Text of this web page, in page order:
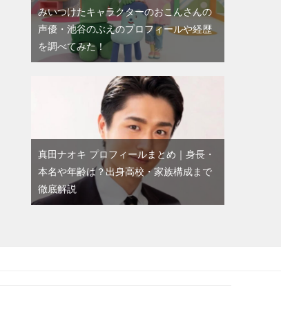
みいつけたキャラクターのおこんさんの
声優・池谷のぶえのプロフィールや経歴
を調べてみた！
真田ナオキ プロフィールまとめ｜身長・
本名や年齢は？出身高校・家族構成まで
徹底解説